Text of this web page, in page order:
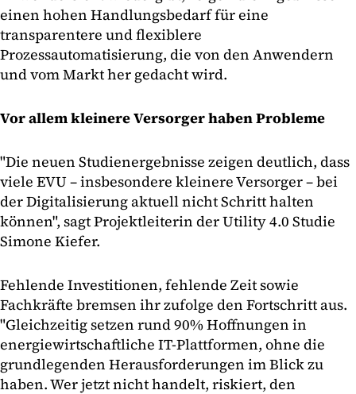
einen hohen Handlungsbedarf für eine
transparentere und flexiblere
Prozessautomatisierung, die von den Anwendern
und vom Markt her gedacht wird.
Vor allem kleinere Versorger haben Probleme
"Die neuen Studienergebnisse zeigen deutlich, dass
viele EVU – insbesondere kleinere Versorger – bei
der Digitalisierung aktuell nicht Schritt halten
können", sagt Projektleiterin der Utility 4.0 Studie
Simone Kiefer.
Fehlende Investitionen, fehlende Zeit sowie
Fachkräfte bremsen ihr zufolge den Fortschritt aus.
"Gleichzeitig setzen rund 90% Hoffnungen in
energiewirtschaftliche IT-Plattformen, ohne die
grundlegenden Herausforderungen im Blick zu
haben. Wer jetzt nicht handelt, riskiert, den